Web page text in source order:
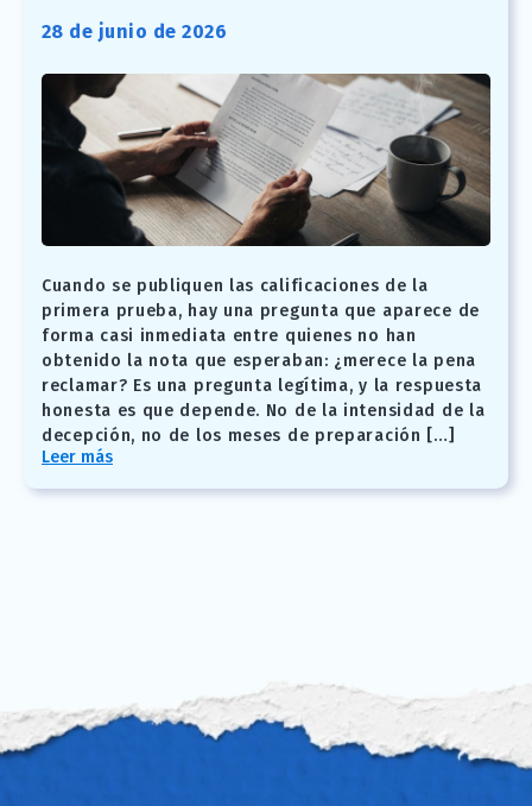
28 de junio de 2026
Cuando se publiquen las calificaciones de la
primera prueba, hay una pregunta que aparece de
forma casi inmediata entre quienes no han
obtenido la nota que esperaban: ¿merece la pena
reclamar? Es una pregunta legítima, y la respuesta
honesta es que depende. No de la intensidad de la
decepción, no de los meses de preparación […]
Leer más